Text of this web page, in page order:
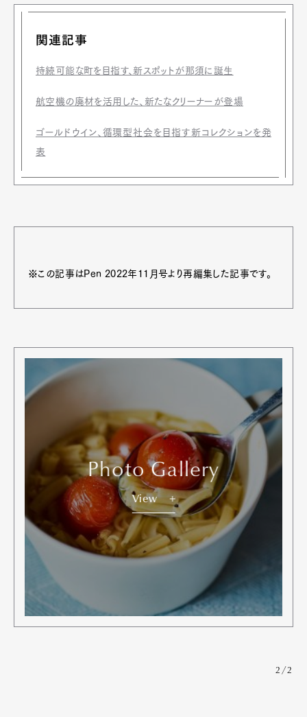
関連記事
持続可能な町を目指す、新スポットが那須に誕生
航空機の廃材を活用した、新たなクリーナーが登場
ゴールドウイン、循環型社会を目指す新コレクションを発
表
※この記事はPen 2022年11月号より再編集した記事です。
Photo Gallery
View
2/2